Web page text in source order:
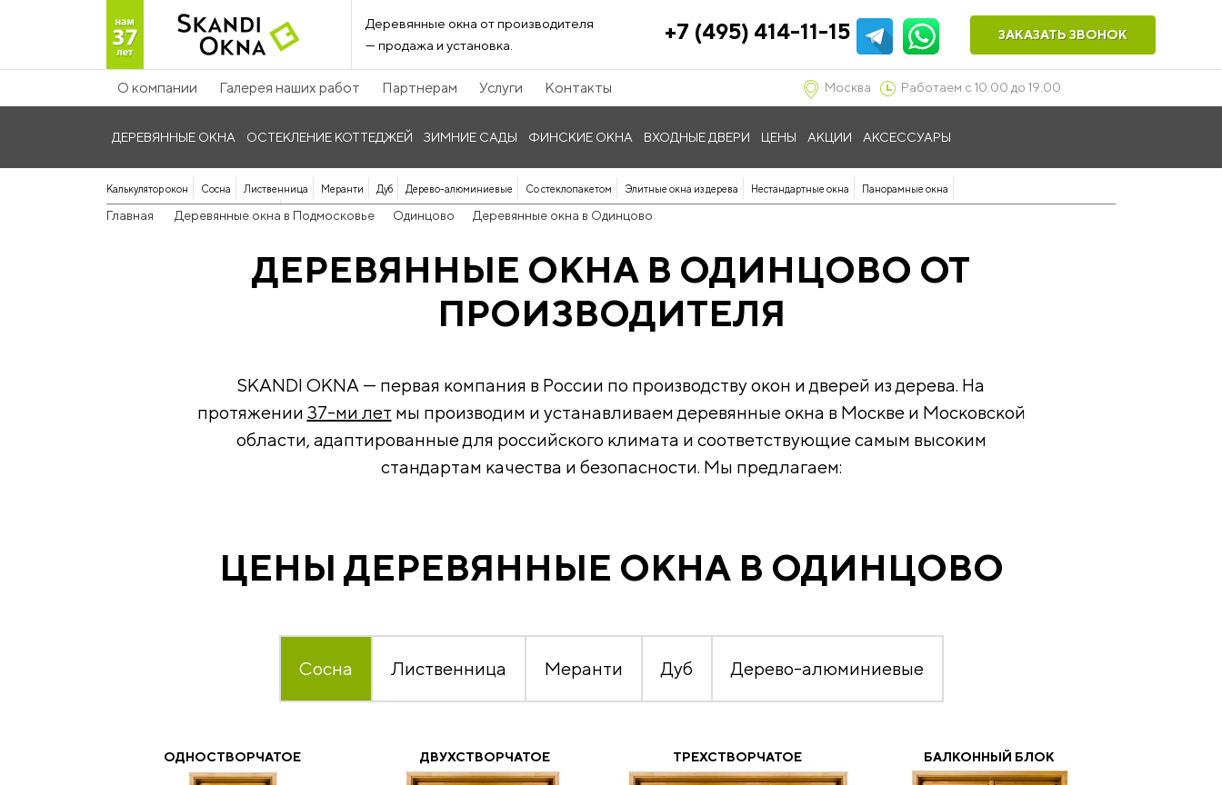
Деревянные окна от производителя
— продажа и установка.
+7 (495) 414-11-15 ЗАКАЗАТЬ ЗВОНОК
О компании Галерея наших работ Партнерам Услуги Контакты Москва Работаем с 10:00 до 19:00
ДЕРЕВЯННЫЕ ОКНА ОСТЕКЛЕНИЕ КОТТЕДЖЕЙ ЗИМНИЕ САДЫ ФИНСКИЕ ОКНА ВХОДНЫЕ ДВЕРИ ЦЕНЫ АКЦИИ АКСЕССУАРЫ
Калькулятор окон Сосна Лиственница Меранти Дуб Дерево-алюминиевые Со стеклопакетом Элитные окна из дерева Нестандартные окна
Панорамные окна
Панорамные дерево-алюминиевые
Главная Деревянные окна в Подмосковье Одинцово Деревянные окна в Одинцово
ДЕРЕВЯННЫЕ ОКНА В ОДИНЦОВО ОТ
ПРОИЗВОДИТЕЛЯ
SKANDI OKNA — первая компания в России по производству окон и дверей из дерева. На
протяжении 37-ми лет мы производим и устанавливаем деревянные окна в Москве и Московской
области, адаптированные для российского климата и соответствующие самым высоким
стандартам качества и безопасности. Мы предлагаем:
ЦЕНЫ ДЕРЕВЯННЫЕ ОКНА В ОДИНЦОВО
Сосна Лиственница Меранти Дуб Дерево-алюминиевые
ОДНОСТВОРЧАТОЕ ДВУХСТВОРЧАТОЕ ТРЕХСТВОРЧАТОЕ БАЛКОННЫЙ БЛОК